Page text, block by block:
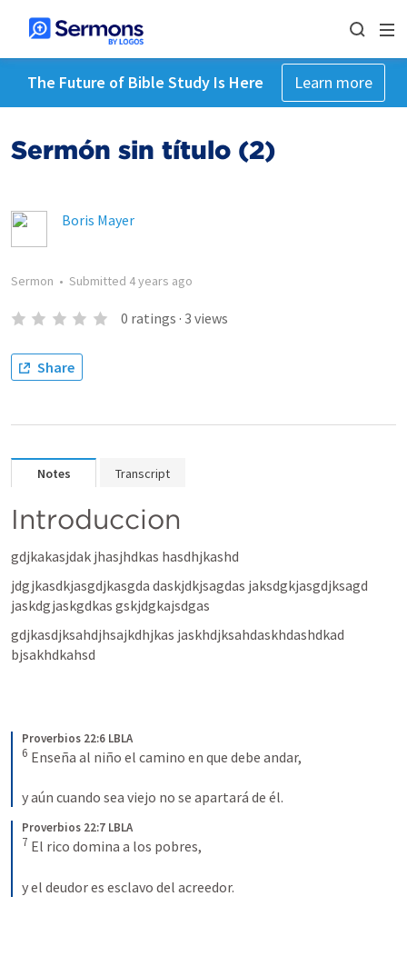
The Future of Bible Study Is Here Learn more
Sermón sin título (2)
Boris Mayer
Sermon • Submitted 4 years ago
0 ratings · 3 views
Share
Notes Transcript
Introduccion
gdjkakasjdak jhasjhdkas hasdhjkashd
jdgjkasdkjasgdjkasgda daskjdkjsagdas jaksdgkjasgdjksagd
jaskdgjaskgdkas gskjdgkajsdgas
gdjkasdjksahdjhsajkdhjkas jaskhdjksahdaskhdashdkad
bjsakhdkahsd
Proverbios 22:6 LBLA
6 Enseña al niño el camino en que debe andar,
y aún cuando sea viejo no se apartará de él.
Proverbios 22:7 LBLA
7 El rico domina a los pobres,
y el deudor es esclavo del acreedor.